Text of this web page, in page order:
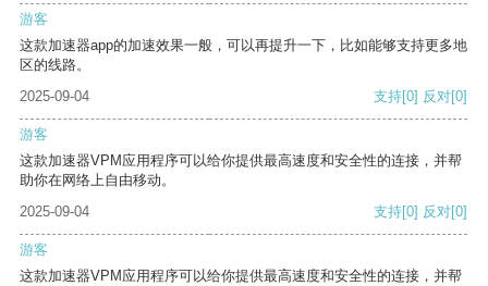
游客
这款加速器app的加速效果一般，可以再提升一下，比如能够支持更多地
区的线路。
2025-09-04
支持[0] 反对[0]
游客
这款加速器VPM应用程序可以给你提供最高速度和安全性的连接，并帮
助你在网络上自由移动。
2025-09-04
支持[0] 反对[0]
游客
这款加速器VPM应用程序可以给你提供最高速度和安全性的连接，并帮